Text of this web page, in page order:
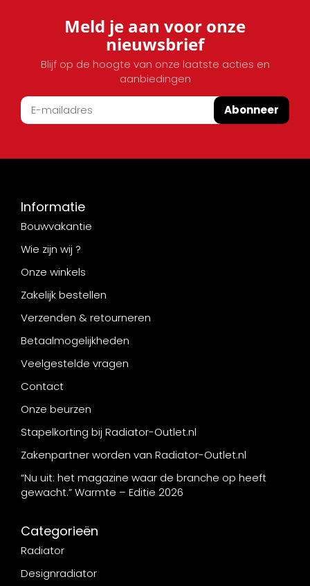
Meld je aan voor onze
nieuwsbrief
Blijf op de hoogte van onze laatste acties en
aanbiedingen
Abonneer
Informatie
Bouwvakantie
Wie zijn wij ?
Onze winkels
Zakelijk bestellen
Verzenden & retourneren
Betaalmogelijkheden
Veelgestelde vragen
Contact
Onze beurzen
Stapelkorting bij Radiator-Outlet.nl
Zakenpartner worden van Radiator-Outlet.nl
“Nu uit: het magazine waar de branche op heeft
gewacht.” Warmte – Editie 2026
Categorieën
Radiator
Designradiator